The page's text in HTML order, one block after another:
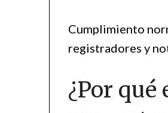
Cumplimiento
registradores y
¿Por